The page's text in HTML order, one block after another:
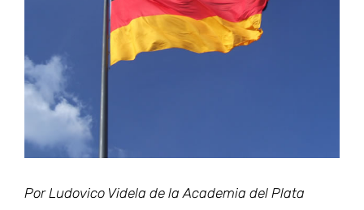
Por Ludovico Videla de la Academia del Plata